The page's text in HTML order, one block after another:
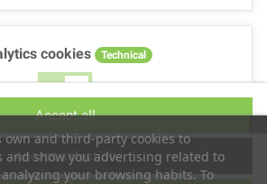
own and third-party cookies to
and show you advertising related to
your browsing habits. To
cookies Technical
No Yes
Accept selection
Accept all